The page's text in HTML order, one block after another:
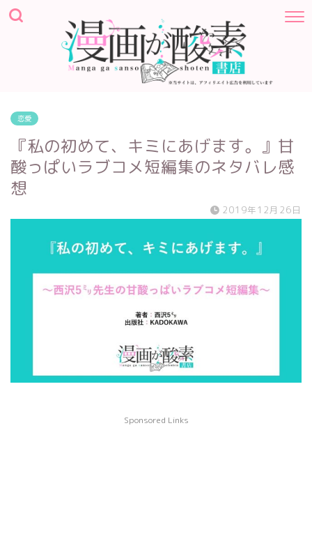
恋愛
『私の初めて、キミにあげます。』甘
酸っぱいラブコメ短編集のネタバレ感
想
2019年12月26日
Sponsored Links